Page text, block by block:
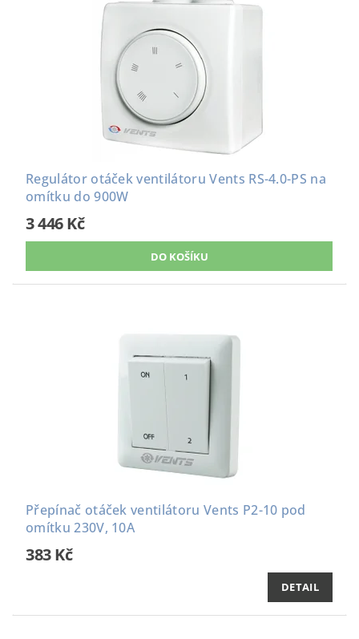
Regulátor otáček ventilátoru Vents RS-4.0-PS na
omítku do 900W
3 446 Kč
Přepínač otáček ventilátoru Vents P2-10 pod
omítku 230V, 10A
383 Kč
DETAIL